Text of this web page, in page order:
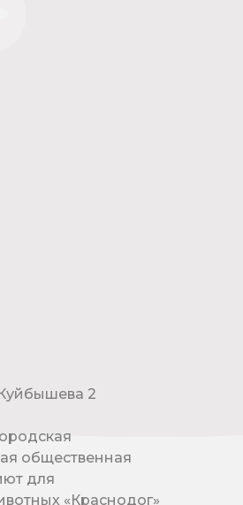
2
общественная
для
«Краснодог»